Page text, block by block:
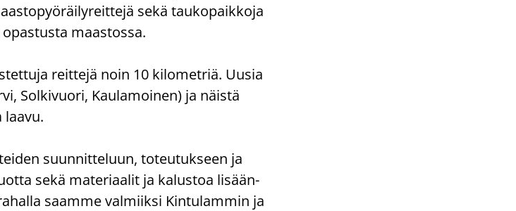
sekä tau­ko­paik­ko­ja
maas­tos­sa.
reit­te­jä noin 10 ki­lo­met­riä. Uusia
Sol­ki­vuo­ri, Kau­la­moi­nen) ja näis­tä
laavu.
suun­nit­te­luun, to­teu­tuk­seen ja
sekä ma­te­ri­aa­lit ja ka­lus­toa li­sään­
saam­me val­miik­si Kin­tu­lam­min ja